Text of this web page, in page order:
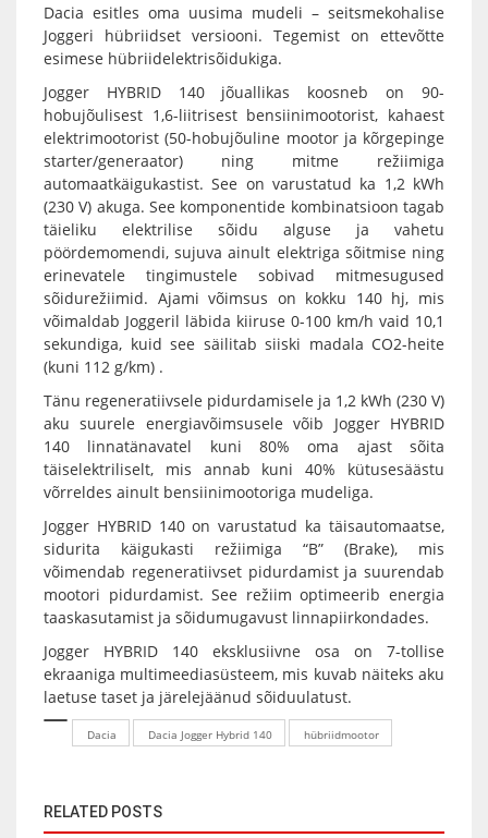
Dacia esitles oma uusima mudeli – seitsmekohalise
Joggeri hübriidset versiooni. Tegemist on ettevõtte
esimese hübriidelektrisõidukiga.
Jogger HYBRID 140 jõuallikas koosneb on 90-
hobujõulisest 1,6-liitrisest bensiinimootorist, kahaest
elektrimootorist (50-hobujõuline mootor ja kõrgepinge
starter/generaator) ning mitme režiimiga
automaatkäigukastist. See on varustatud ka 1,2 kWh
(230 V) akuga. See komponentide kombinatsioon tagab
täieliku elektrilise sõidu alguse ja vahetu
pöördemomendi, sujuva ainult elektriga sõitmise ning
erinevatele tingimustele sobivad mitmesugused
sõidurežiimid. Ajami võimsus on kokku 140 hj, mis
võimaldab Joggeril läbida kiiruse 0-100 km/h vaid 10,1
sekundiga, kuid see säilitab siiski madala CO2-heite
(kuni 112 g/km) .
Tänu regeneratiivsele pidurdamisele ja 1,2 kWh (230 V)
aku suurele energiavõimsusele võib Jogger HYBRID
140 linnatänavatel kuni 80% oma ajast sõita
täiselektriliselt, mis annab kuni 40% kütusesäästu
võrreldes ainult bensiinimootoriga mudeliga.
Jogger HYBRID 140 on varustatud ka täisautomaatse,
sidurita käigukasti režiimiga “B” (Brake), mis
võimendab regeneratiivset pidurdamist ja suurendab
mootori pidurdamist. See režiim optimeerib energia
taaskasutamist ja sõidumugavust linnapiirkondades.
Jogger HYBRID 140 eksklusiivne osa on 7-tollise
ekraaniga multimeediasüsteem, mis kuvab näiteks aku
laetuse taset ja järelejäänud sõiduulatust.
Dacia Dacia Jogger Hybrid 140 hübriidmootor
RELATED POSTS